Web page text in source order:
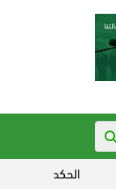
على مفتي النظام